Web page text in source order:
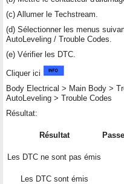
(c) Allumer le Techstream.
(d) Sélectionner les menus
AutoLeveling / Trouble Codes.
(e) Vérifier les DTC.
Cliquer ici
Body Electrical > Main Body >
AutoLeveling > Trouble Codes
Résultat:
Résultat
Les DTC ne sont pas émis
Les DTC sont émis